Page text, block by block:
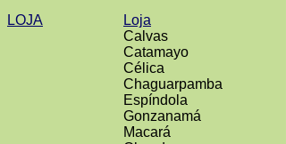
LOJA
Loja
Calvas
Catamayo
Célica
Chaguarpamba
Espíndola
Gonzanamá
Macará